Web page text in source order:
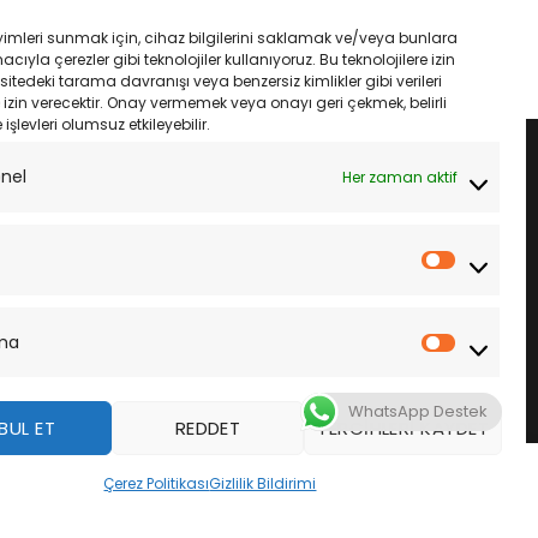
sunmak için, cihaz bilgilerini saklamak ve/veya bunlara
çerezler gibi teknolojiler kullanıyoruz. Bu teknolojilere izin
tarama davranışı veya benzersiz kimlikler gibi verileri
verecektir. Onay vermemek veya onayı geri çekmek, belirli
işlevleri olumsuz etkileyebilir.
Her zaman aktif
İstatistik
ET REDDET TERCIHLERI KAYDET
Çerez PolitikasıGizlilik Bildirimi
₺1,535.00.
₺1,633.00.
₺1,535.00.
SEPETE EKLE
DAHA FAZLA BILGI
WhatsApp Destek